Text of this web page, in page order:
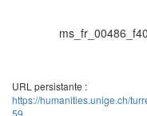
URL persistante :
https://humanities.unige.ch/